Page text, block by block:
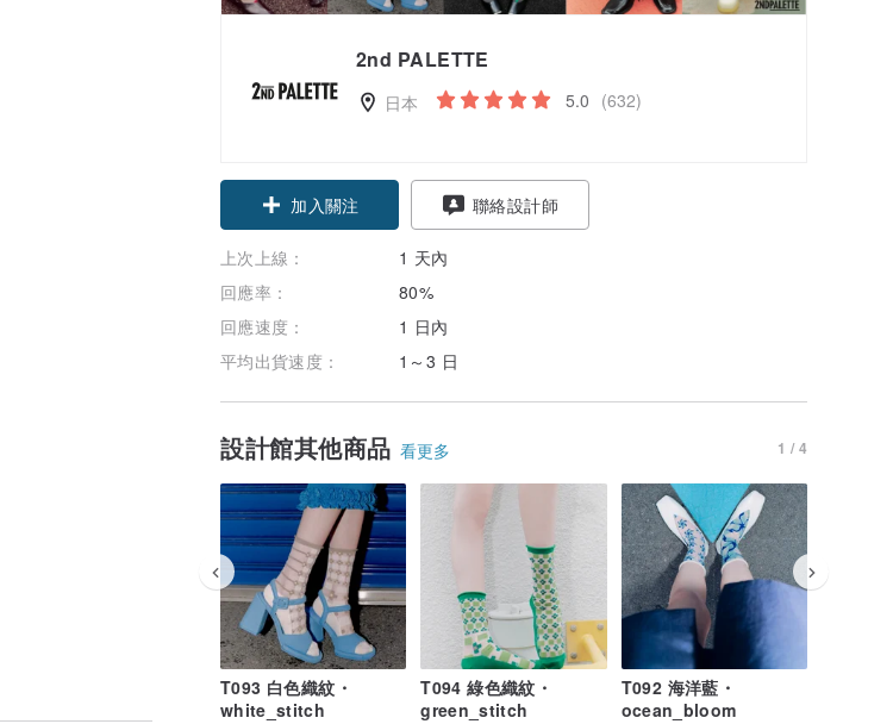
2nd PALETTE
日本 5.0 (632)
加入關注 聯絡設計師
上次上線：
1 天內
回應率：
80%
回應速度：
1 日內
平均出貨速度：
1～3 日
設計館其他商品 看更多 1 / 4
T093 白色織紋・
white_stitch
T094 綠色織紋・
green_stitch
T092 海洋藍・
ocean_bloom